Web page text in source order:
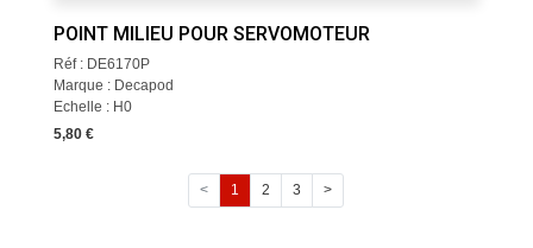
POINT MILIEU POUR SERVOMOTEUR
Réf : DE6170P
Marque : Decapod
Echelle : H0
5,80 €
< 1 2 3 >